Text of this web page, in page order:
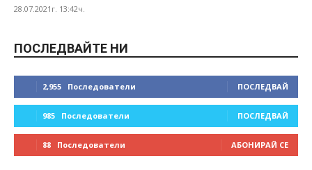
28.07.2021г. 13:42ч.
ПОСЛЕДВАЙТЕ НИ
2,955 Последователи ПОСЛЕДВАЙ
985 Последователи ПОСЛЕДВАЙ
88 Последователи АБОНИРАЙ СЕ